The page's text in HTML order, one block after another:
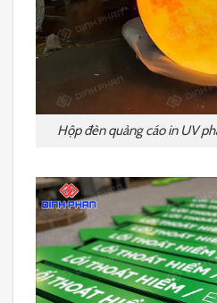
Hộp đèn quảng cáo in UV